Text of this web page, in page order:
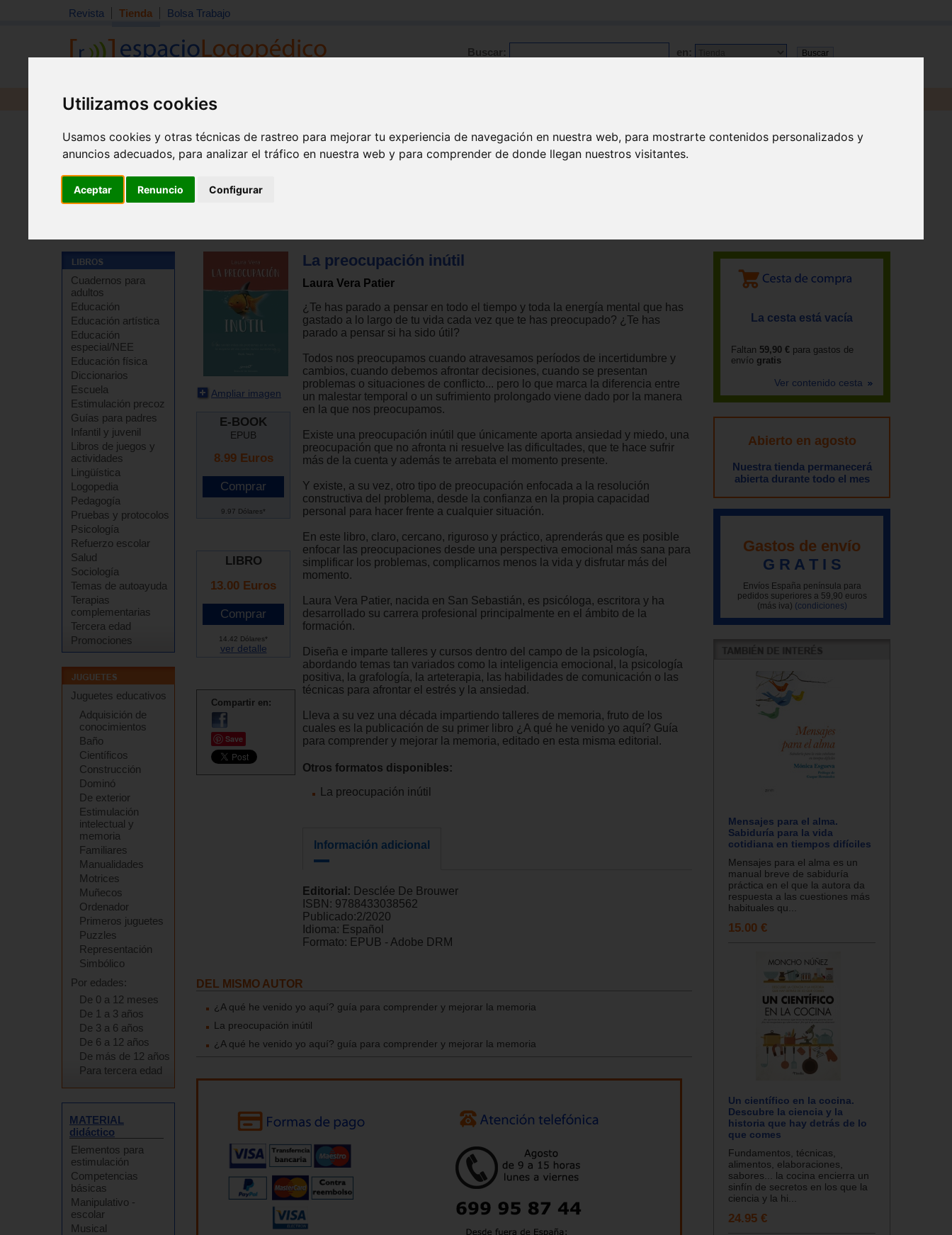
Utilizamos cookies
Usamos cookies y otras técnicas de rastreo para mejorar tu experiencia de navegación en nuestra web, para mostrarte contenidos personalizados y
anuncios adecuados, para analizar el tráfico en nuestra web y para comprender de donde llegan nuestros visitantes.
Aceptar Renuncio Configurar
Revista Tienda Bolsa Trabajo
Buscar: en:
Revista Libros Material
Cuadernos para
adultos
Educación
Educación artística
Educación
especial/NEE
Educación física
Diccionarios
Escuela
Estimulación precoz
Guías para padres
Infantil y juvenil
Libros de juegos y
actividades
Lingüística
Logopedia
Pedagogía
Pruebas y protocolos
Psicología
Refuerzo escolar
Salud
Sociología
Temas de autoayuda
Terapias
complementarias
Tercera edad
Promociones
Juguetes educativos
Adquisición de
conocimientos
Baño
Científicos
Construcción
Dominó
De exterior
Estimulación
intelectual y
memoria
Familiares
Manualidades
Motrices
Muñecos
Ordenador
Primeros juguetes
Puzzles
Representación
Simbólico
Por edades:
De 0 a 12 meses
De 1 a 3 años
De 3 a 6 años
De 6 a 12 años
De más de 12 años
Para tercera edad
MATERIAL
didáctico
Elementos para
estimulación
Competencias
básicas
Manipulativo -
escolar
Musical
Ampliar imagen
E-BOOK
EPUB
8.99 Euros
9.97 Dólares*
LIBRO
13.00 Euros
14.42 Dólares*
ver detalle
Compartir en:
Save
La preocupación inútil
Laura Vera Patier
¿Te has parado a pensar en todo el tiempo y toda la energía mental que has
gastado a lo largo de tu vida cada vez que te has preocupado? ¿Te has
parado a pensar si ha sido útil?
Todos nos preocupamos cuando atravesamos períodos de incertidumbre y
cambios, cuando debemos afrontar decisiones, cuando se presentan
problemas o situaciones de conflicto... pero lo que marca la diferencia entre
un malestar temporal o un sufrimiento prolongado viene dado por la manera
en la que nos preocupamos.
Existe una preocupación inútil que únicamente aporta ansiedad y miedo, una
preocupación que no afronta ni resuelve las dificultades, que te hace sufrir
más de la cuenta y además te arrebata el momento presente.
Y existe, a su vez, otro tipo de preocupación enfocada a la resolución
constructiva del problema, desde la confianza en la propia capacidad
personal para hacer frente a cualquier situación.
En este libro, claro, cercano, riguroso y práctico, aprenderás que es posible
enfocar las preocupaciones desde una perspectiva emocional más sana para
simplificar los problemas, complicarnos menos la vida y disfrutar más del
momento.
Laura Vera Patier, nacida en San Sebastián, es psicóloga, escritora y ha
desarrollado su carrera profesional principalmente en el ámbito de la
formación.
Diseña e imparte talleres y cursos dentro del campo de la psicología,
abordando temas tan variados como la inteligencia emocional, la psicología
positiva, la grafología, la arteterapia, las habilidades de comunicación o las
técnicas para afrontar el estrés y la ansiedad.
Lleva a su vez una década impartiendo talleres de memoria, fruto de los
cuales es la publicación de su primer libro ¿A qué he venido yo aquí? Guía
para comprender y mejorar la memoria, editado en esta misma editorial.
Otros formatos disponibles:
La preocupación inútil
Información adicional
Editorial: Desclée De Brouwer
ISBN: 9788433038562
Publicado:2/2020
Idioma: Español
Formato: EPUB - Adobe DRM
DEL MISMO AUTOR
¿A qué he venido yo aquí? guía para comprender y mejorar la memoria
La preocupación inútil
¿A qué he venido yo aquí? guía para comprender y mejorar la memoria
La cesta está vacía
Faltan 59,90 € para gastos de
envío gratis
Ver contenido cesta
Abierto en agosto
Nuestra tienda permanecerá
abierta durante todo el mes
Gastos de envío
G R A T I S
Envíos España península para
pedidos superiores a 59,90 euros
(más iva) (condiciones)
Mensajes para el alma.
Sabiduría para la vida
cotidiana en tiempos difíciles
Mensajes para el alma es un
manual breve de sabiduría
práctica en el que la autora da
respuesta a las cuestiones más
habituales qu...
15.00 €
Un científico en la cocina.
Descubre la ciencia y la
historia que hay detrás de lo
que comes
Fundamentos, técnicas,
alimentos, elaboraciones,
sabores... la cocina encierra un
sinfín de secretos en los que la
ciencia y la hi...
24.95 €